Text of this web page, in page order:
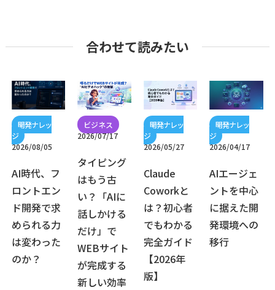
合わせて読みたい
2026/08/05
AI時代、フ
ロントエン
ド開発で求
められる力
は変わった
のか？
2026/07/17
タイピング
はもう古
い？「AIに
話しかける
だけ」で
WEBサイト
が完成する
新しい効率
2026/05/27
Claude
Coworkと
は？初心者
でもわかる
完全ガイド
【2026年
版】
2026/04/17
AIエージェ
ントを中心
に据えた開
発環境への
移行